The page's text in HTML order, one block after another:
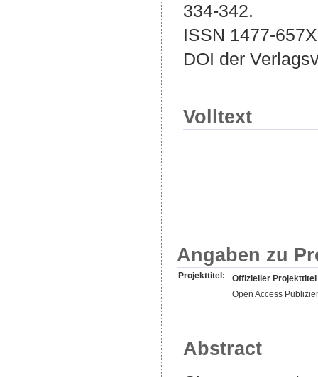
334-342.
ISSN 1477-657X
DOI der
Volltext
Angaben zu
Projekttitel:
Offizieller Projekttitel
Open Access
Abstract